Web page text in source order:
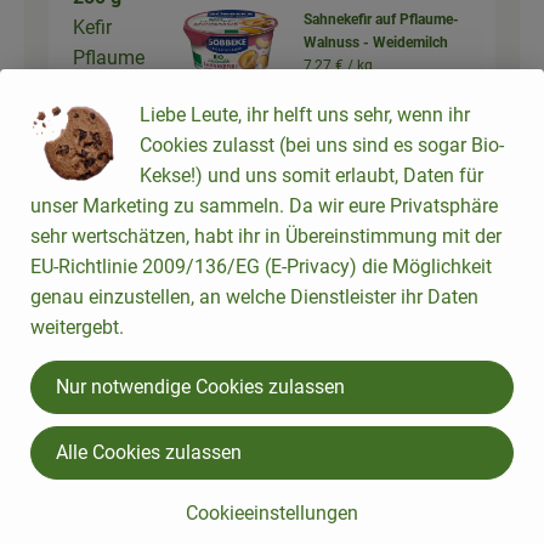
Kefir
Pflaume
Auswahl ändern
Sahnekefir auf Pflaume-
Walnuss - Weidemilch
7,27 € / kg
Stück
Artikelanzahl
Gesamtpreis: 2,18 €
200 g
Weizenme
hl
Artikelanzahl
1,79 €
Liebe Leute, ihr helft uns sehr, wenn ihr
Cookies zulasst (bei uns sind es sogar Bio-
Kekse!) und uns somit erlaubt, Daten für
unser Marketing zu sammeln. Da wir eure Privatsphäre
sehr wertschätzen, habt ihr in Übereinstimmung mit der
EU-Richtlinie 2009/136/EG (E-Privacy) die Möglichkeit
genau einzustellen, an welche Dienstleister ihr Daten
weitergebt.
Cookieeinstellungen
Nur notwendige Cookies zulassen
Alle Cookies zulassen